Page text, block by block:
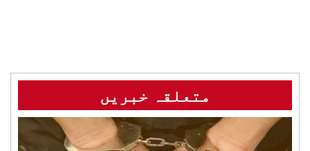
متعلقہ خبریں